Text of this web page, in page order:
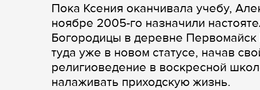
Пока Ксения оканчивала учебу,
ноябре 2005-го назначили
Богородицы в деревне
туда уже в новом статусе, начав
религиоведение в воскресной
налаживать приходскую жизнь.